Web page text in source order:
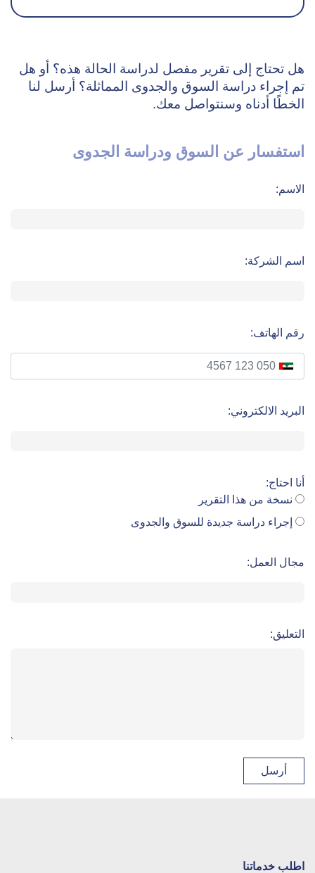
هل تحتاج إلى تقرير مفصل لدراسة الحالة هذه؟ أو هل
تم إجراء دراسة السوق والجدوى المماثلة؟ أرسل لنا
الخطًا أدناه وسنتواصل معك.
استفسار عن السوق ودراسة الجدوى
الاسم:
اسم الشركة:
رقم الهاتف:
البريد الالكتروني:
أنا احتاج:
نسخة من هذا التقرير
إجراء دراسة جديدة للسوق والجدوى
مجال العمل:
التعليق:
اطلب خدماتنا